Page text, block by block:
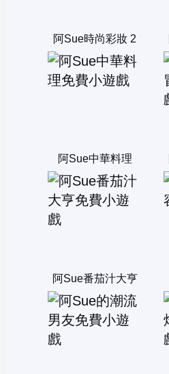
阿Sue時尚彩妝 2
阿Sue中華料理
阿Sue番茄汁大亨